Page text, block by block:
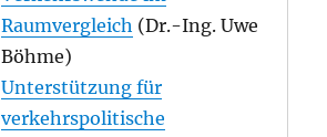
Raumvergleich (Dr.-Ing. Uwe
Böhme)
Unterstützung für
verkehrspolitische